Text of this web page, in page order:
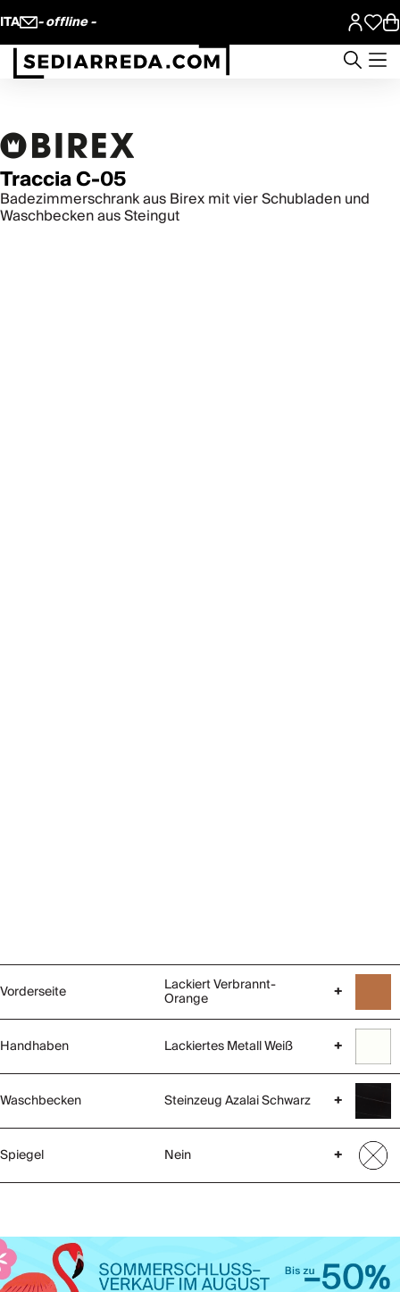
ITA - offline -
Traccia C-05
Badezimmerschrank aus Birex mit vier Schubladen und
Waschbecken aus Steingut
Vorderseite Lackiert Verbrannt-
Orange +
Handhaben Lackiertes Metall Weiß +
Waschbecken Steinzeug Azalai Schwarz +
Spiegel Nein +